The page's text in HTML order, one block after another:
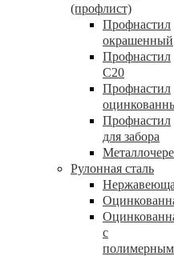
(профлист)
Профнастил
окрашенный
Профнастил
С20
Профнастил
Профнастил
для забора
Рулонная сталь
с
полимерным